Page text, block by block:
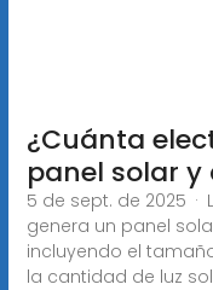
¿Cuánta
panel solar
5 de sept. de 2025
genera un panel
incluyendo el
la cantidad de luz